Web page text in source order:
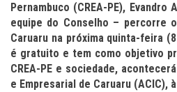
Pernambuco (CREA-PE), Evandro
equipe do Conselho – percorre
Caruaru na próxima quinta-feira
é gratuito e tem como objetivo
CREA-PE e sociedade,
e Empresarial de Caruaru (ACIC),